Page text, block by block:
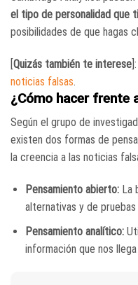
el tipo de personalidad que
posibilidades de que hagas
[Quizás también te interese]:
noticias falsas.
¿Cómo hacer frente
Según el grupo de
existen dos formas de
la creencia a las noticias
Pensamiento abierto:La
alternativas y de
Pensamiento analítico:
información que nos